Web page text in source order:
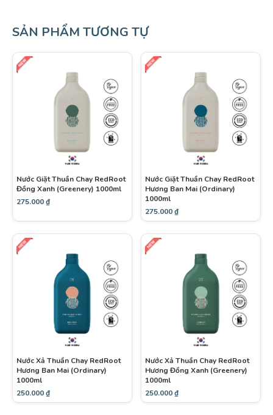
SẢN PHẨM TƯƠNG TỰ
Nước Giặt Thuần Chay RedRoot
Đồng Xanh (Greenery) 1000ml
275.000₫
Nước Giặt Thuần Chay RedRoot
Hương Ban Mai (Ordinary)
1000ml
275.000₫
Nước Xả Thuần Chay RedRoot
Hương Ban Mai (Ordinary)
1000ml
250.000₫
Nước Xả Thuần Chay RedRoot
Hương Đồng Xanh (Greenery)
1000ml
250.000₫